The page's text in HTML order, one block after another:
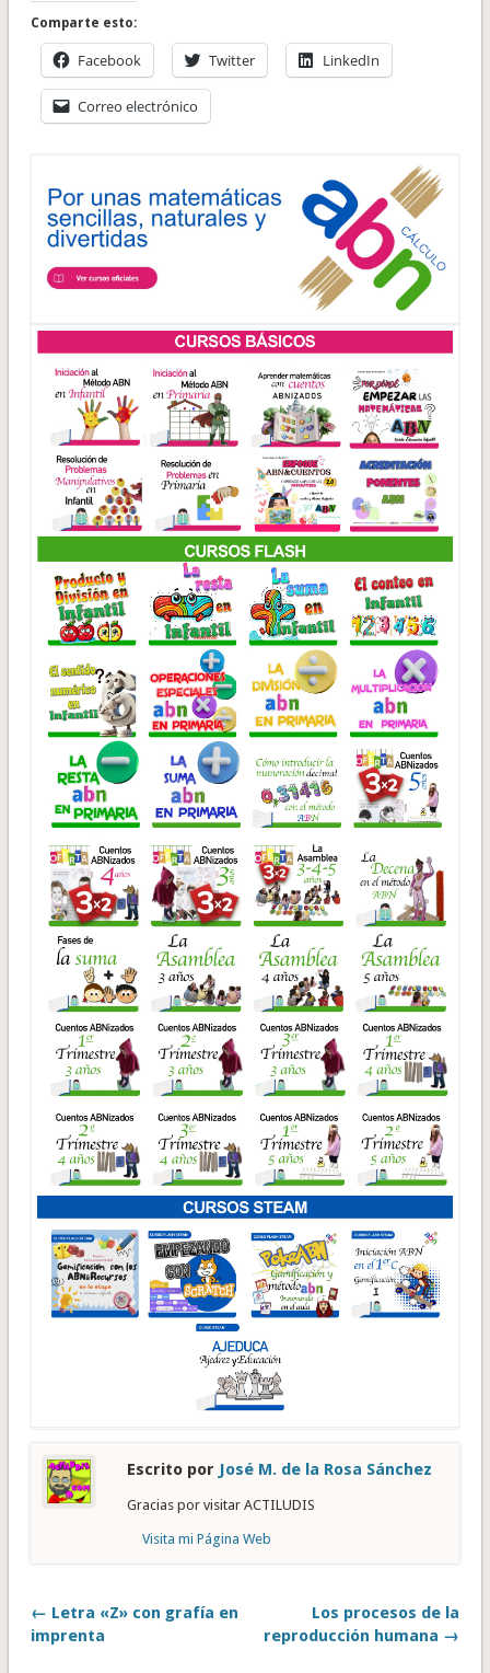
Comparte esto:
Facebook Twitter LinkedIn
Correo electrónico
Escrito por José M. de la Rosa Sánchez
Gracias por visitar ACTILUDIS
Visita mi Página Web
← Letra «Z» con grafía en
imprenta
Los procesos de la
reproducción humana →